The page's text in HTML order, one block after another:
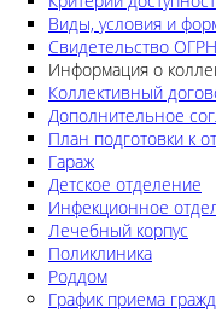
Виды, условия и
Свидетельство ОГРН
Информация о
Коллективный
Дополнительное
План подготовки к
Гараж
Детское отделение
Инфекционное
Лечебный корпус
Поликлиника
Роддом
График приема